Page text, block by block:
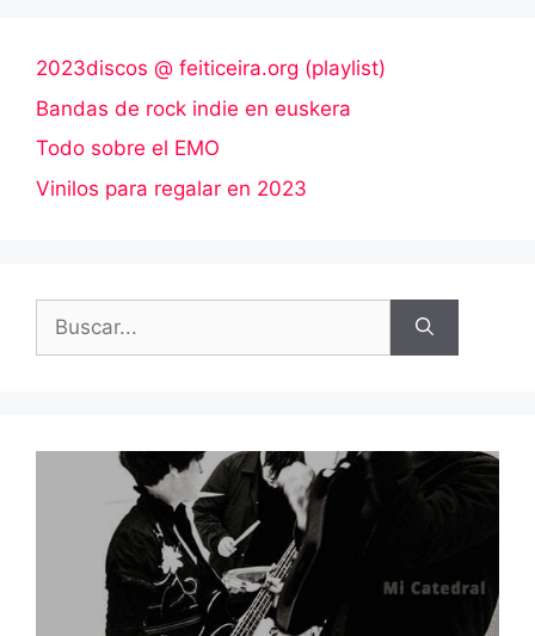
2023discos @ feiticeira.org (playlist)
Bandas de rock indie en euskera
Todo sobre el EMO
Vinilos para regalar en 2023